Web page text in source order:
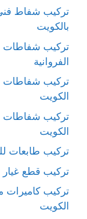
تركيب شفاط
بالكويت
تركيب شفاطات
الفروانية
تركيب شفاطات
الكويت
تركيب
الكويت
تركيب طابعات
تركيب قطع غيار
الكويت